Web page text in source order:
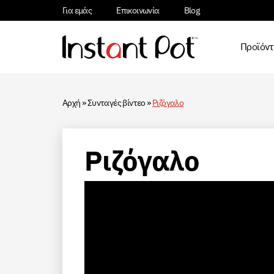
Για εμάς Επικοινωνία Blog
Αρχή»Συνταγές βίντεο»Ριζόγαλο
Ριζόγαλο